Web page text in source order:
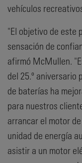
vehículos
"El objetivo de este
sensación de
afirmó McMullen.
del 25.º aniversario
de baterías ha
para nuestros
arrancar el motor
unidad de energía
asistir a un motor